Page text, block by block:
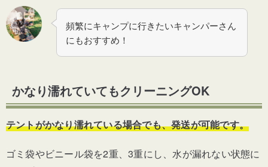
頻繁にキャンプに行きたいキャンパーさん
にもおすすめ！
かなり濡れていてもクリーニングOK
テントがかなり濡れている場合でも、発送が可能です。
ゴミ袋やビニール袋を2重、3重にし、水が漏れない状態に